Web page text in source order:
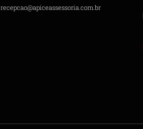
recepcao@apiceassessoria.com.br